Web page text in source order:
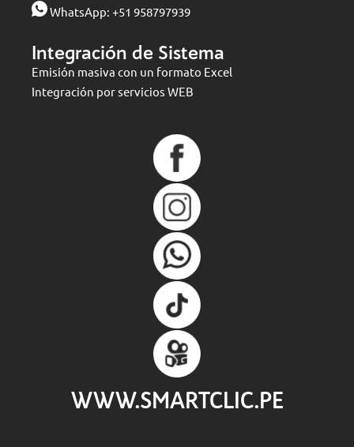
WhatsApp: +51 958797939
Integración de Sistema
Emisión masiva con un formato Excel
Integración por servicios WEB
WWW.SMARTCLIC.PE